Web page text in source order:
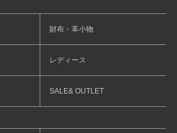
財布・革小物
レディース
SALE& OUTLET